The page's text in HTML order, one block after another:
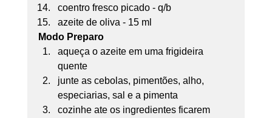
coentro fresco picado - q/b
azeite de oliva - 15 ml
Modo Preparo
aqueça o azeite em uma frigideira
quente
junte as cebolas, pimentões, alho,
especiarias, sal e a pimenta
cozinhe ate os ingredientes ficarem